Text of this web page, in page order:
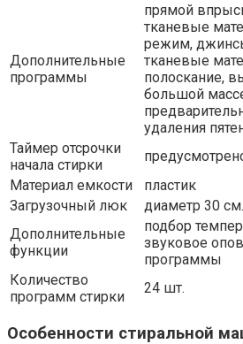
Дополнительные
программы
прямой
тканевые
режим,
тканевые
полоскание,
большой
удаления
Таймер отсрочки
начала стирки
Материал емкости
пластик
Загрузочный люк
диаметр 30
Дополнительные
функции
подбор
звуковое
программы
Количество
программ стирки
24 шт.
Особенности cтиральной